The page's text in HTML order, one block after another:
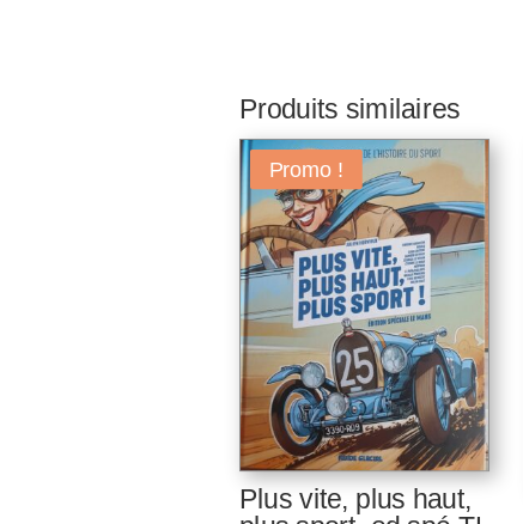
Produits similaires
Promo !
Plus vite, plus haut,